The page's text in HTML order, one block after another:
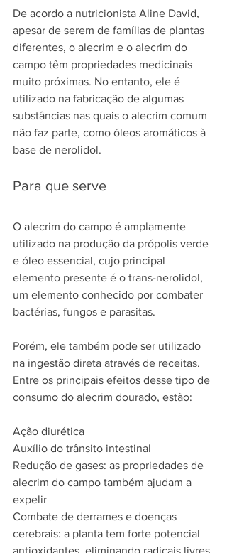
De acordo a nutricionista Aline David,
apesar de serem de famílias de plantas
diferentes, o alecrim e o alecrim do
campo têm propriedades medicinais
muito próximas. No entanto, ele é
utilizado na fabricação de algumas
substâncias nas quais o alecrim comum
não faz parte, como óleos aromáticos à
base de nerolidol.
Para que serve
O alecrim do campo é amplamente
utilizado na produção da própolis verde
e óleo essencial, cujo principal
elemento presente é o trans-nerolidol,
um elemento conhecido por combater
bactérias, fungos e parasitas.
Porém, ele também pode ser utilizado
na ingestão direta através de receitas.
Entre os principais efeitos desse tipo de
consumo do alecrim dourado, estão:
Ação diurética
Auxílio do trânsito intestinal
Redução de gases: as propriedades de
alecrim do campo também ajudam a
expelir
Combate de derrames e doenças
cerebrais: a planta tem forte potencial
antioxidantes, eliminando radicais livres